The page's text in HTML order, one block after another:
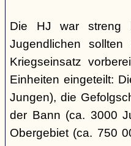
Die HJ war streng
Jugendlichen
Kriegseinsatz
Einheiten eingeteilt:
Jungen), die
der Bann (ca. 3000
Obergebiet (ca. 750